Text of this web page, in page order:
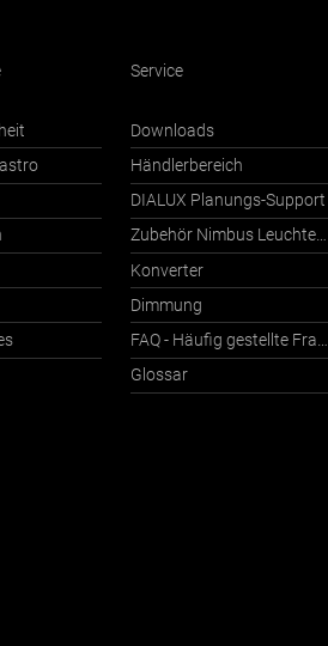
Service
Downloads
Händlerbereich
DIALUX Planungs-Support
Zubehör Nimbus Leuchten mit Häfele Connect
Konverter
Dimmung
FAQ - Häufig gestellte Fragen
Glossar